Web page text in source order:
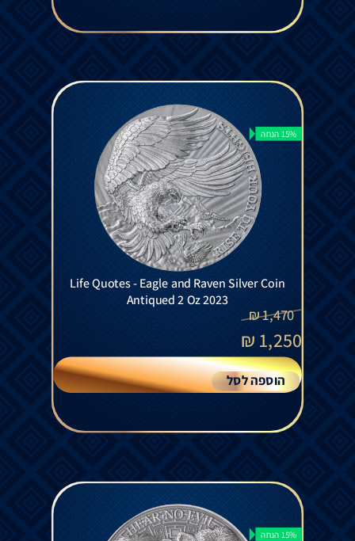
15% הנחה
Life Quotes - Eagle and Raven Silver Coin
Antiqued 2 Oz 2023
1,470
₪
1,250
₪
הוספה לסל
15% הנחה